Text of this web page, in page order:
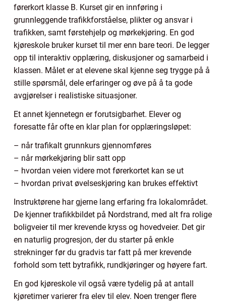
førerkort klasse B. Kurset gir en innføring i
grunnleggende trafikkforståelse, plikter og ansvar i
trafikken, samt førstehjelp og mørkekjøring. En god
kjøreskole bruker kurset til mer enn bare teori. De legger
opp til interaktiv opplæring, diskusjoner og samarbeid i
klassen. Målet er at elevene skal kjenne seg trygge på å
stille spørsmål, dele erfaringer og øve på å ta gode
avgjørelser i realistiske situasjoner.
Et annet kjennetegn er forutsigbarhet. Elever og
foresatte får ofte en klar plan for opplæringsløpet:
– når trafikalt grunnkurs gjennomføres
– når mørkekjøring blir satt opp
– hvordan veien videre mot førerkortet kan se ut
– hvordan privat øvelseskjøring kan brukes effektivt
Instruktørene har gjerne lang erfaring fra lokalområdet.
De kjenner trafikkbildet på Nordstrand, med alt fra rolige
boligveier til mer krevende kryss og hovedveier. Det gir
en naturlig progresjon, der du starter på enkle
strekninger før du gradvis tar fatt på mer krevende
forhold som tett bytrafikk, rundkjøringer og høyere fart.
En god kjøreskole vil også være tydelig på at antall
kjøretimer varierer fra elev til elev. Noen trenger flere